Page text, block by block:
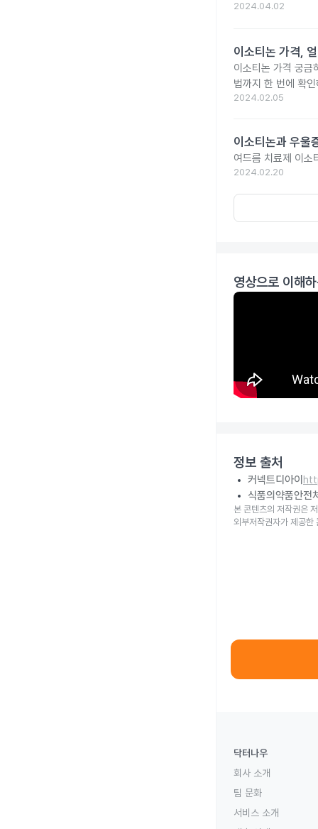
2024.04.02
이소티논 가격,
이소티논 가격 궁금
법까지 한 번에 확
2024.02.05
이소티논과 우울
여드름 치료제 이소
2024.02.20
영상으로 이해
정보 출처
커넥트디아이
식품의약품안전
본 콘텐츠의 저작권은
외부저작권자가 제공한
닥터나우
회사 소개
팀 문화
서비스 소개